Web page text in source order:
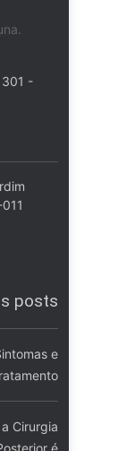
301 -
posts
e
Cirurgia
é